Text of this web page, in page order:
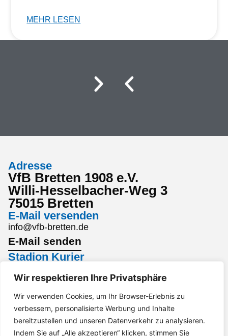
Wir respektieren Ihre Privatsphäre
Wir verwenden Cookies, um Ihr Browser-Erlebnis zu
verbessern, personalisierte Werbung und Inhalte
bereitzustellen und unseren Datenverkehr zu analysieren.
Indem Sie auf „Alle akzeptieren“ klicken, stimmen Sie
MEHR LESEN
Adresse
VfB Bretten 1908 e.V.
Willi-Hesselbacher-Weg 3
75015 Bretten
E-Mail versenden
info@vfb-bretten.de
E-Mail senden
Stadion Kurier
Stadion Kurier
Interesse an einem Sponsoring?
Gerne per Mail an marketing@vfb-bretten.de.
Anfrage senden